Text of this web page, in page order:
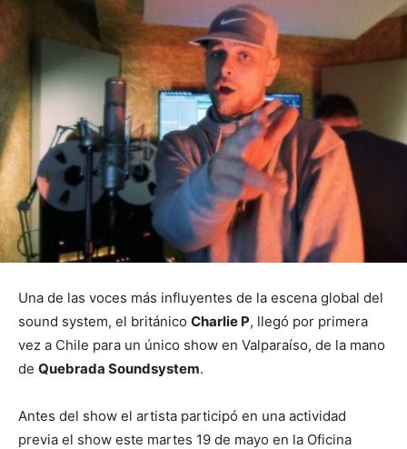
Una de las voces más influyentes de la escena global del
sound system, el británico Charlie P, llegó por primera
vez a Chile para un único show en Valparaíso, de la mano
de Quebrada Soundsystem.
Antes del show el artista participó en una actividad
previa el show este martes 19 de mayo en la Oficina